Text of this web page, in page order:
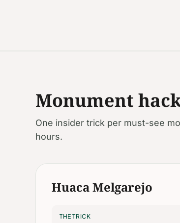
Monument
One insider trick per must-see
hours.
Huaca Melgarejo
THE TRICK